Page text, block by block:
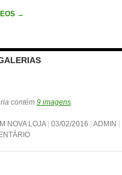
→
contém 9 imagens
NOVA LOJA 03/02/2016 ADMIN